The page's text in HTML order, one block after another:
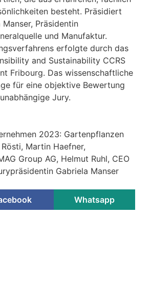
besteht. Präsidiert
Präsidentin
und Manufaktur.
erfolgte durch das
and Sustainability CCRS
Fribourg. Das wissenschaftliche
für eine objektive Bewertung
Jury.
2023: Gartenpflanzen
Martin Haefner,
Group AG, Helmut Ruhl, CEO
Gabriela Manser
Whatsapp